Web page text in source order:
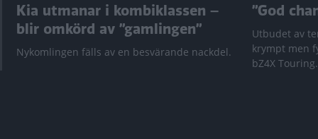
Kia utmanar i kombiklassen –
blir omkörd av ”gamlingen”
Nykomlingen fälls av en besvärande nackdel.
”God
Utbudet av
krympt men
bZ4X